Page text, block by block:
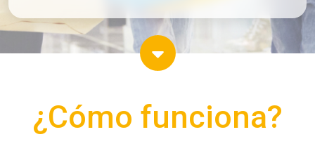
¿Cómo funciona?